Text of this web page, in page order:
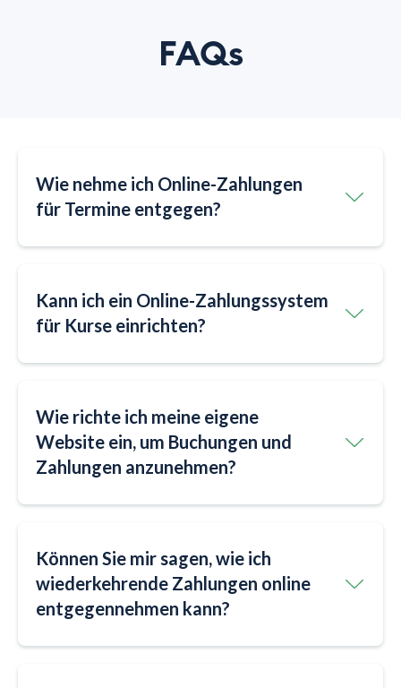
FAQs
Wie nehme ich Online-Zahlungen
für Termine entgegen?
Kann ich ein Online-Zahlungssystem
für Kurse einrichten?
Wie richte ich meine eigene
Website ein, um Buchungen und
Zahlungen anzunehmen?
Können Sie mir sagen, wie ich
wiederkehrende Zahlungen online
entgegennehmen kann?